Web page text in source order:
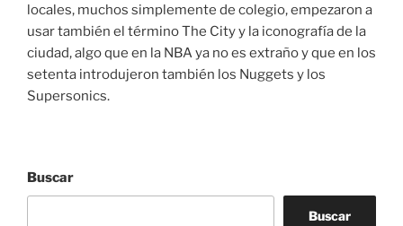
locales, muchos simplemente de colegio, empezaron a
usar también el término The City y la iconografía de la
ciudad, algo que en la NBA ya no es extraño y que en los
setenta introdujeron también los Nuggets y los
Supersonics.
Buscar
Buscar